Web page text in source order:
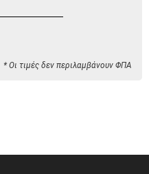
* Οι τιμές δεν περιλαμβάνουν ΦΠΑ